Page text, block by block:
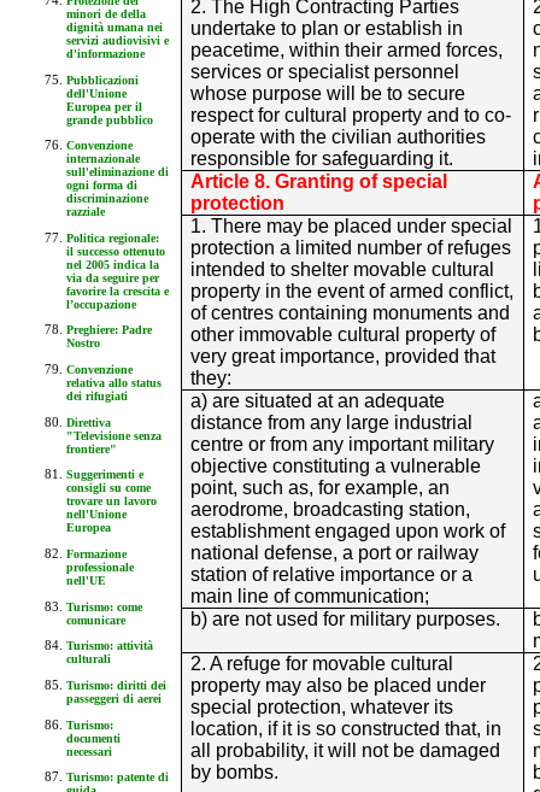
minori de della
dignità umana nei
servizi audiovisivi e
d'informazione
Pubblicazioni
dell'Unione
Europea per il
grande pubblico
Convenzione
internazionale
sull'eliminazione di
ogni forma di
discriminazione
razziale
Politica regionale:
il successo ottenuto
nel 2005 indica la
via da seguire per
favorire la crescita e
l’occupazione
Preghiere: Padre
Nostro
Convenzione
relativa allo status
dei rifugiati
Direttiva
"Televisione senza
frontiere"
Suggerimenti e
consigli su come
trovare un lavoro
nell'Unione
Europea
Formazione
professionale
nell'UE
Turismo: come
comunicare
Turismo: attività
culturali
Turismo: diritti dei
passeggeri di aerei
Turismo:
documenti
necessari
Turismo: patente di
2. The High Contracting Parties
undertake to plan or establish in
peacetime, within their armed forces,
services or specialist personnel
whose purpose will be to secure
respect for cultural property and to co-
operate with the civilian authorities
responsible for safeguarding it.
Article 8. Granting of special
protection
1. There may be placed under special
protection a limited number of refuges
intended to shelter movable cultural
property in the event of armed conflict,
of centres containing monuments and
other immovable cultural property of
very great importance, provided that
they:
a) are situated at an adequate
distance from any large industrial
centre or from any important military
objective constituting a vulnerable
point, such as, for example, an
aerodrome, broadcasting station,
establishment engaged upon work of
national defense, a port or railway
station of relative importance or a
main line of communication;
b) are not used for military purposes.
2. A refuge for movable cultural
property may also be placed under
special protection, whatever its
location, if it is so constructed that, in
all probability, it will not be damaged
by bombs.